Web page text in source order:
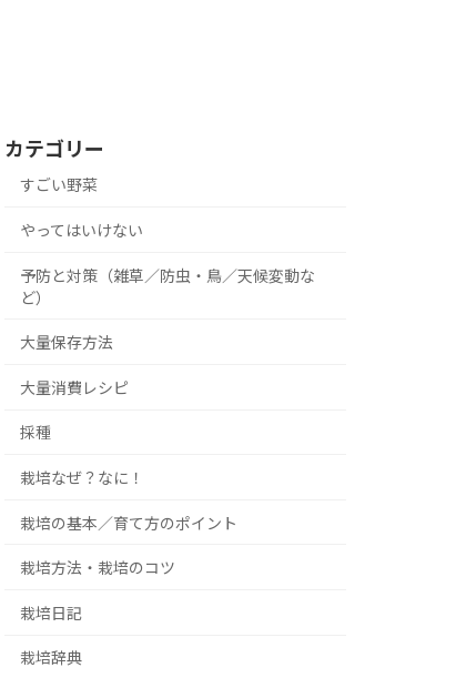
カテゴリー
すごい野菜
やってはいけない
予防と対策（雑草／防虫・鳥／天候変動な
ど）
大量保存方法
大量消費レシピ
採種
栽培なぜ？なに！
栽培の基本／育て方のポイント
栽培方法・栽培のコツ
栽培日記
栽培辞典